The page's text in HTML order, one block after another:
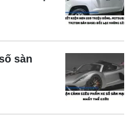
loạt tiện ích hiện đại như:
loa, cùng cửa sổ trời toàn
tuyệt vời.
sàn